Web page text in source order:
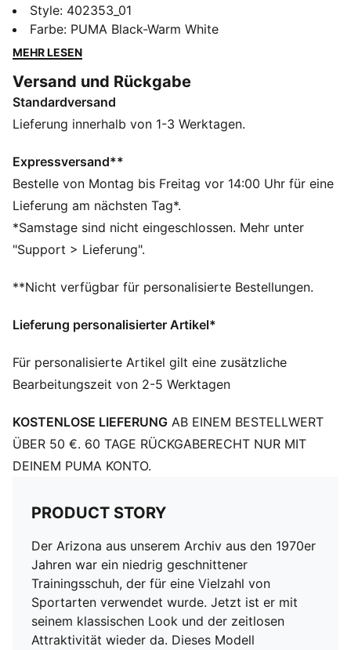
Jahren war ein niedrig geschnittener Trainingsschuh,
der für eine Vielzahl von Sportarten verwendet wurde.
Jetzt ist er mit seinem klassischen Look und der
präsentiert sich mit dem für den Arizona typisch
kurzen Zehenbereich, einem Obermaterial aus
Wildleder und Leder-Overlays. Die weiche EVA-
DETAILS
Obermaterial aus Textil
Wildleder-Overlay
Innensohle aus Textil
EVA-Zwischensohle
Gummilaufsohle
Obermaterial: Textil, Leder, Synthetik; Futter: Textil;
Gummi
Style: 402353_01
Farbe: PUMA Black-Warm White
MEHR LESEN
Versand und Rückgabe
Standardversand
Lieferung innerhalb von 1-3 Werktagen.
Expressversand**
Bestelle von Montag bis Freitag vor 14:00 Uhr für eine
Lieferung am nächsten Tag*.
*Samstage sind nicht eingeschlossen. Mehr unter
"Support > Lieferung".
**Nicht verfügbar für personalisierte Bestellungen.
Lieferung personalisierter Artikel*
Für personalisierte Artikel gilt eine zusätzliche
Bearbeitungszeit von 2-5 Werktagen
KOSTENLOSE LIEFERUNG AB EINEM BESTELLWERT
ÜBER 50 €. 60 TAGE RÜCKGABERECHT NUR MIT
DEINEM PUMA KONTO.
PRODUCT STORY
Der Arizona aus unserem Archiv aus den 1970er
Jahren war ein niedrig geschnittener
Trainingsschuh, der für eine Vielzahl von
Sportarten verwendet wurde. Jetzt ist er mit
seinem klassischen Look und der zeitlosen
Attraktivität wieder da. Dieses Modell